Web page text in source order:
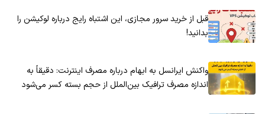
قبل از خرید سرور مجازی، این اشتباه رایج درباره لوکیشن را
بدانید!
واکنش ایرانسل به ابهام درباره مصرف اینترنت: دقیقاً به
اندازه مصرف ترافیک بین‌الملل از حجم بسته کسر می‌شود